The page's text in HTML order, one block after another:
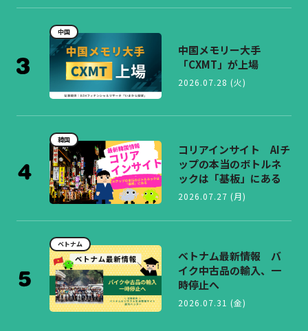
中国
中国メモリー大手
「CXMT」が上場
2026.07.28 (火)
韓国
コリアインサイト AIチ
ップの本当のボトルネ
ックは「基板」にある
2026.07.27 (月)
ベトナム
ベトナム最新情報 バ
イク中古品の輸入、一
時停止へ
2026.07.31 (金)